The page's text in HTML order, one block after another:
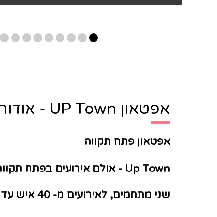
אפטאון UP Town - אודות:
אפטאון פתח תקווה
Up Town - אולם אירועים בפתח תקווה בחוויה אורבנית
שני מתחמים, לאירועים מ- 40 איש עד